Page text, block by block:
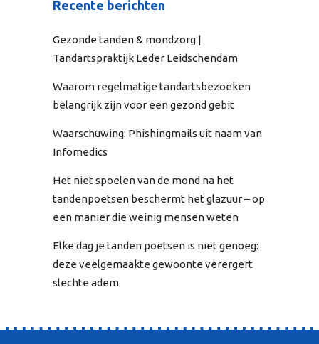
Recente berichten
Gezonde tanden & mondzorg |
Tandartspraktijk Leder Leidschendam
Waarom regelmatige tandartsbezoeken
belangrijk zijn voor een gezond gebit
Waarschuwing: Phishingmails uit naam van
Infomedics
Het niet spoelen van de mond na het
tandenpoetsen beschermt het glazuur – op
een manier die weinig mensen weten
Elke dag je tanden poetsen is niet genoeg:
deze veelgemaakte gewoonte verergert
slechte adem